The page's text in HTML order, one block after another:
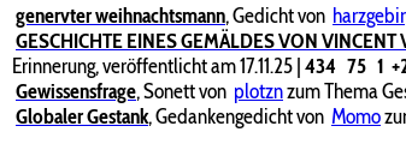
genervter weihnachtsmann,Gedicht von
GESCHICHTE EINES GEMÄLDES VON
Erinnerung, veröffentlicht am 17.11.25|434 75 1
Gewissensfrage,Sonett von plotznzum Thema
Globaler Gestank,Gedankengedicht von Momo